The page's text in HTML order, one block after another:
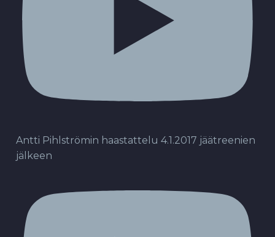
Antti Pihlströmin haastattelu 4.1.2017 jäätreenien
jälkeen